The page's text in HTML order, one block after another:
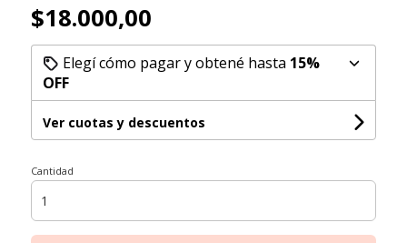
$18.000,00
Elegí cómo pagar y obtené hasta 15%
OFF
Ver cuotas y descuentos
Cantidad